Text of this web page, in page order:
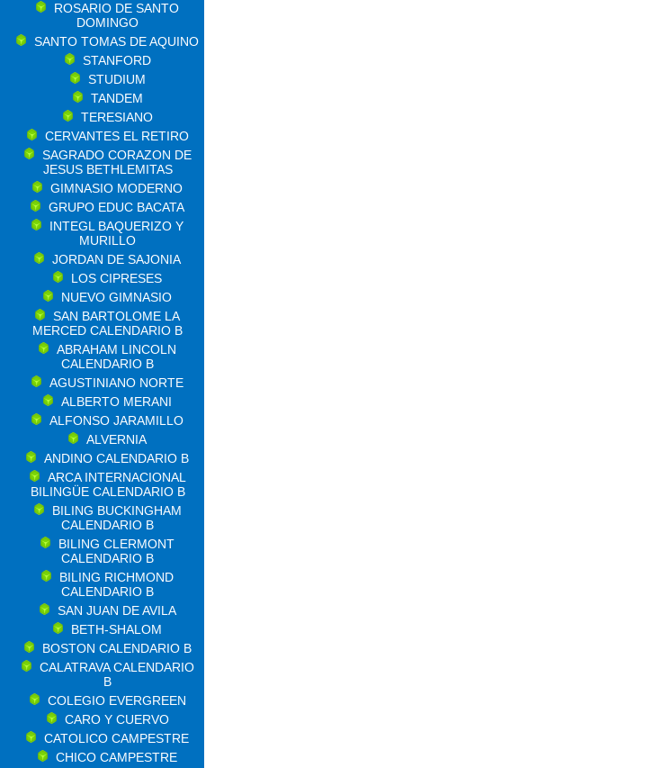
ROSARIO DE SANTO
DOMINGO
SANTO TOMAS DE AQUINO
STANFORD
STUDIUM
TANDEM
TERESIANO
CERVANTES EL RETIRO
SAGRADO CORAZON DE
JESUS BETHLEMITAS
GIMNASIO MODERNO
GRUPO EDUC BACATA
INTEGL BAQUERIZO Y
MURILLO
JORDAN DE SAJONIA
LOS CIPRESES
NUEVO GIMNASIO
SAN BARTOLOME LA
MERCED CALENDARIO B
ABRAHAM LINCOLN
CALENDARIO B
AGUSTINIANO NORTE
ALBERTO MERANI
ALFONSO JARAMILLO
ALVERNIA
ANDINO CALENDARIO B
ARCA INTERNACIONAL
BILINGÜE CALENDARIO B
BILING BUCKINGHAM
CALENDARIO B
BILING CLERMONT
CALENDARIO B
BILING RICHMOND
CALENDARIO B
SAN JUAN DE AVILA
BETH-SHALOM
BOSTON CALENDARIO B
CALATRAVA CALENDARIO
B
COLEGIO EVERGREEN
CARO Y CUERVO
CATOLICO CAMPESTRE
CHICO CAMPESTRE